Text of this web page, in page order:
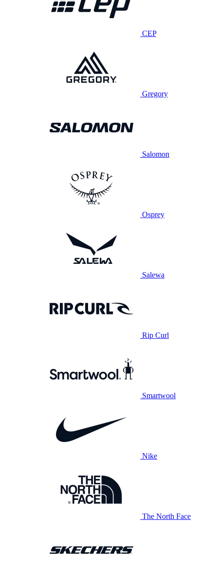
CEP
Gregory
Salomon
Osprey
Salewa
Rip Curl
Smartwool
Nike
The North Face